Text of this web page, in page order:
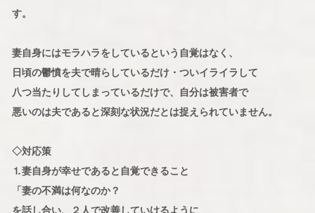
す。
妻自身にはモラハラをしているという自覚はなく、
日頃の鬱憤を夫で晴らしているだけ・ついイライラして
八つ当たりしてしまっているだけで、自分は被害者で
悪いのは夫であると深刻な状況だとは捉えられていません。
◇対応策
⒈妻自身が幸せであると自覚できること
「妻の不満は何なのか？
を話し合い、２人で改善していけるように